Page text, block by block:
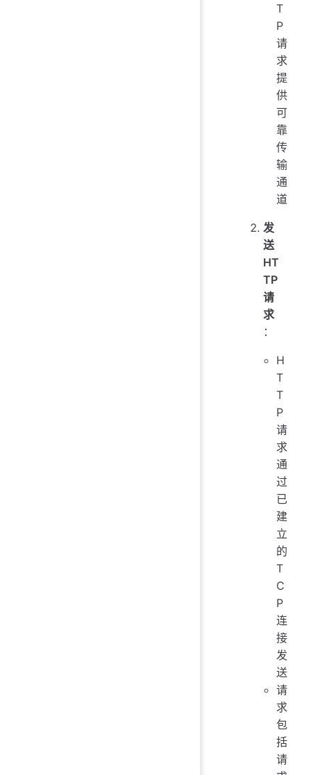
T
P
请
求
提
供
可
靠
传
输
通
道
发
送
HT
TP
请
求
：
H
T
T
P
请
求
通
过
已
建
立
的
T
C
P
连
接
发
送
请
求
包
括
请